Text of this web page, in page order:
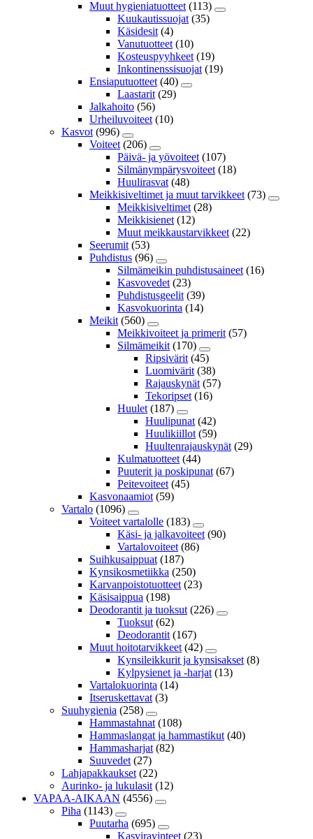
Muut hygieniatuotteet (113)
Kuukautissuojat (35)
Käsidesit (4)
Vanutuotteet (10)
Kosteuspyyhkeet (19)
Inkontinenssisuojat (19)
Ensiaputuotteet (40)
Laastarit (29)
Jalkahoito (56)
Urheiluvoiteet (10)
Kasvot (996)
Voiteet (206)
Päivä- ja yövoiteet (107)
Silmänympärysvoiteet (18)
Huulirasvat (48)
Meikkisiveltimet ja muut tarvikkeet (73)
Meikkisiveltimet (28)
Meikkisienet (12)
Muut meikkaustarvikkeet (22)
Seerumit (53)
Puhdistus (96)
Silmämeikin puhdistusaineet (16)
Kasvovedet (23)
Puhdistusgeelit (39)
Kasvokuorinta (14)
Meikit (560)
Meikkivoiteet ja primerit (57)
Silmämeikit (170)
Ripsivärit (45)
Luomivärit (38)
Rajauskynät (57)
Tekoripset (16)
Huulet (187)
Huulipunat (42)
Huulikiillot (59)
Huultenrajauskynät (29)
Kulmatuotteet (44)
Puuterit ja poskipunat (67)
Peitevoiteet (45)
Kasvonaamiot (59)
Vartalo (1096)
Voiteet vartalolle (183)
Käsi- ja jalkavoiteet (90)
Vartalovoiteet (86)
Suihkusaippuat (187)
Kynsikosmetiikka (250)
Karvanpoistotuotteet (23)
Käsisaippua (198)
Deodorantit ja tuoksut (226)
Tuoksut (62)
Deodorantit (167)
Muut hoitotarvikkeet (42)
Kynsileikkurit ja kynsisakset (8)
Kylpysienet ja -harjat (13)
Vartalokuorinta (14)
Itseruskettavat (3)
Suuhygienia (258)
Hammastahnat (108)
Hammaslangat ja hammastikut (40)
Hammasharjat (82)
Suuvedet (27)
Lahjapakkaukset (22)
Aurinko- ja lukulasit (12)
VAPAA-AIKAAN (4556)
Piha (1143)
Puutarha (695)
Kasviravinteet (23)